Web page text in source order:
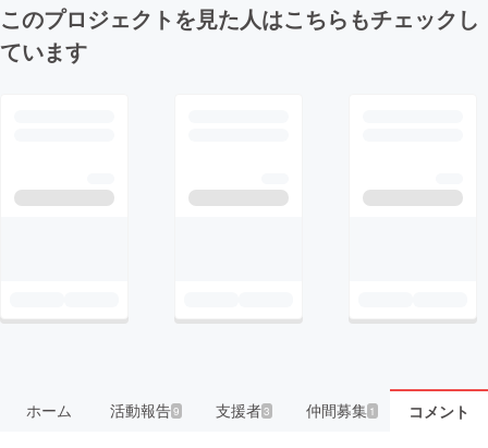
このプロジェクトを見た人はこちらもチェックし
ています
ホーム 活動報告9 支援者3 仲間募集 1 コメント